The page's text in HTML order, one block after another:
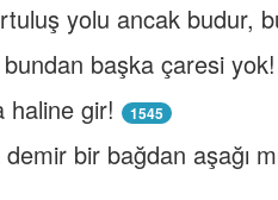
yolu ancak budur,
başka çaresi yok!
haline gir!
1545
bir bağdan aşağı